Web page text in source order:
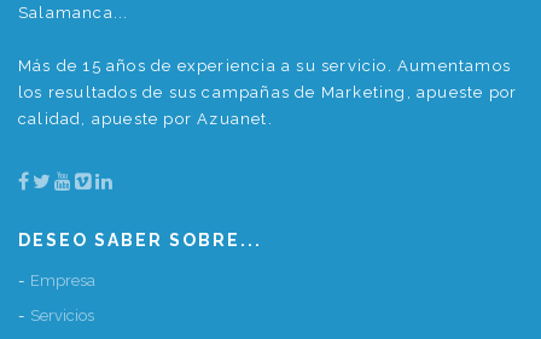
Salamanca...
Más de 15 años de experiencia a su servicio. Aumentamos
los resultados de sus campañas de Marketing, apueste por
calidad, apueste por Azuanet.
DESEO SABER SOBRE...
Empresa
Servicios